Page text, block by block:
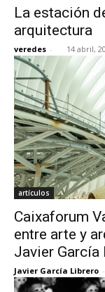
La estación
arquitectura
veredes - 14 abril,
artículos
Caixaforum
entre arte y
Javier García
Javier García Librero -